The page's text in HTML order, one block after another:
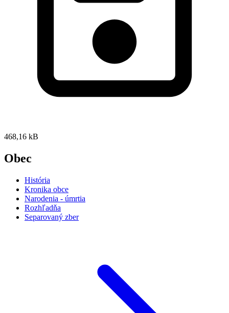
468,16 kB
Obec
História
Kronika obce
Narodenia - úmrtia
Rozhľadňa
Separovaný zber